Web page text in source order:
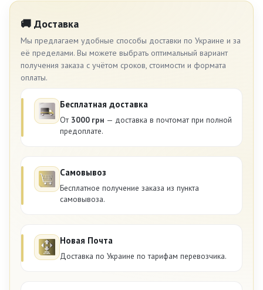
🚚 Доставка
Мы предлагаем удобные способы доставки по Украине и за
её пределами. Вы можете выбрать оптимальный вариант
получения заказа с учётом сроков, стоимости и формата
оплаты.
Бесплатная доставка
От 3000 грн — доставка в почтомат при полной
предоплате.
Самовывоз
Бесплатное получение заказа из пункта
самовывоза.
Новая Почта
Доставка по Украине по тарифам перевозчика.